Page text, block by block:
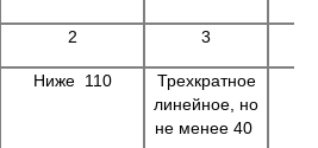
2 3
Ниже 110
Трехкратное
линейное, но
не менее 40